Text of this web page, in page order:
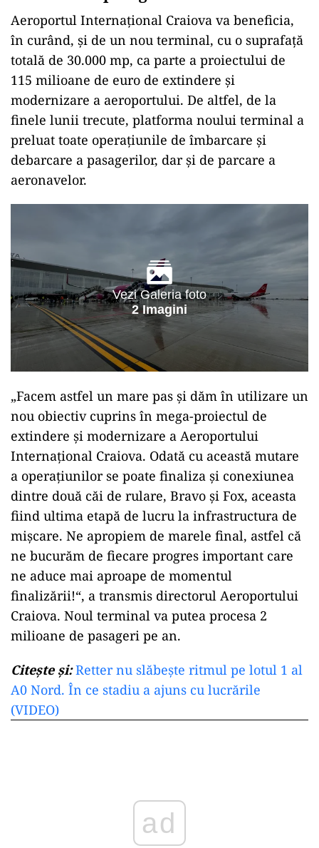
Aeroportul Internațional Craiova va beneficia,
în curând, și de un nou terminal, cu o suprafață
totală de 30.000 mp, ca parte a proiectului de
115 milioane de euro de extindere și
modernizare a aeroportului. De altfel, de la
finele lunii trecute, platforma noului terminal a
preluat toate operațiunile de îmbarcare și
debarcare a pasagerilor, dar și de parcare a
aeronavelor.
Vezi Galeria foto
2 Imagini
„Facem astfel un mare pas și dăm în utilizare un
nou obiectiv cuprins în mega-proiectul de
extindere și modernizare a Aeroportului
Internațional Craiova. Odată cu această mutare
a operațiunilor se poate finaliza și conexiunea
dintre două căi de rulare, Bravo și Fox, aceasta
fiind ultima etapă de lucru la infrastructura de
mișcare. Ne apropiem de marele final, astfel că
ne bucurăm de fiecare progres important care
ne aduce mai aproape de momentul
finalizării!“, a transmis directorul Aeroportului
Craiova. Noul terminal va putea procesa 2
milioane de pasageri pe an.
Citește și:Retter nu slăbește ritmul pe lotul 1 al
A0 Nord. În ce stadiu a ajuns cu lucrările
(VIDEO)
ad